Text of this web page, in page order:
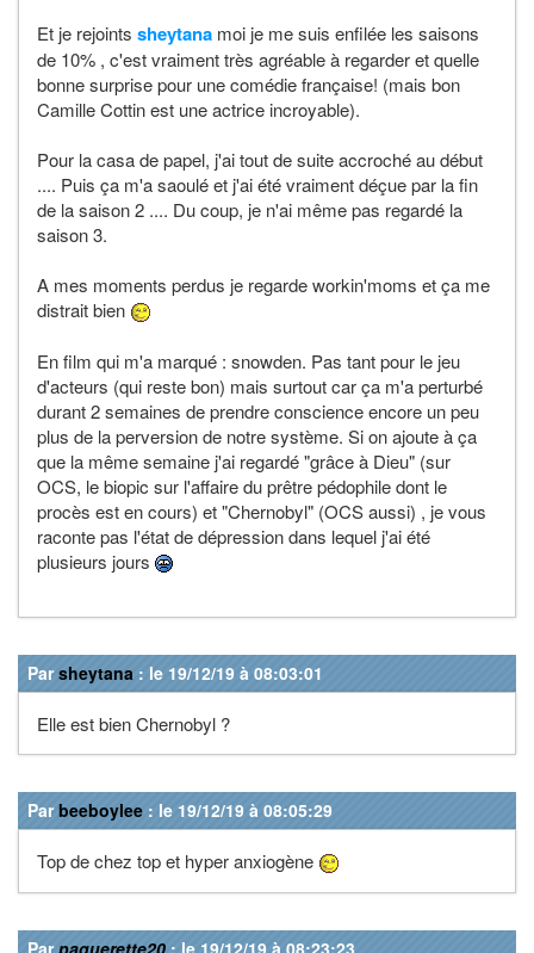
Et je rejoints sheytana moi je me suis enfilée les saisons
de 10% , c'est vraiment très agréable à regarder et quelle
bonne surprise pour une comédie française! (mais bon
Camille Cottin est une actrice incroyable).
Pour la casa de papel, j'ai tout de suite accroché au début
.... Puis ça m'a saoulé et j'ai été vraiment déçue par la fin
de la saison 2 .... Du coup, je n'ai même pas regardé la
saison 3.
A mes moments perdus je regarde workin'moms et ça me
distrait bien
En film qui m'a marqué : snowden. Pas tant pour le jeu
d'acteurs (qui reste bon) mais surtout car ça m'a perturbé
durant 2 semaines de prendre conscience encore un peu
plus de la perversion de notre système. Si on ajoute à ça
que la même semaine j'ai regardé "grâce à Dieu" (sur
OCS, le biopic sur l'affaire du prêtre pédophile dont le
procès est en cours) et "Chernobyl" (OCS aussi) , je vous
raconte pas l'état de dépression dans lequel j'ai été
plusieurs jours
Parsheytana : le 19/12/19 à 08:03:01
Elle est bien Chernobyl ?
Parbeeboylee : le 19/12/19 à 08:05:29
Top de chez top et hyper anxiogène
Parpaquerette20 : le 19/12/19 à 08:23:23